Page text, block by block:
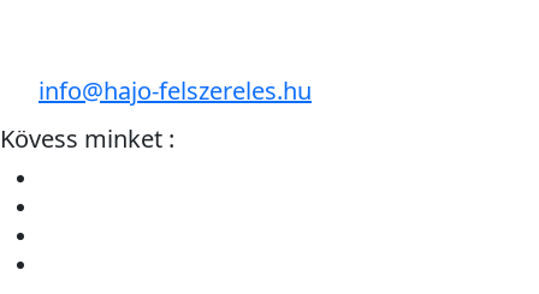
info@hajo-felszereles.hu
Kövess minket :